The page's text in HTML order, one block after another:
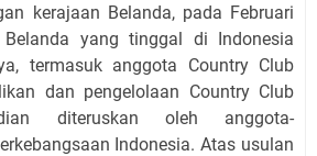
kerajaan Belanda, pada Februari
Belanda yang tinggal di Indonesia
termasuk anggota Country Club
dan pengelolaan Country Club
diteruskan oleh anggota-
Indonesia. Atas usulan